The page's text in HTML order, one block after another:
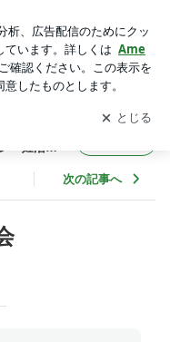
クセン・妊活施術・内臓
知
を受け取りまし
開く
・妊活施
次の記事へ